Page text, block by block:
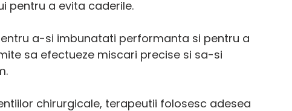
pentru a evita caderile.
a-si imbunatati performanta si pentru a
sa efectueze miscari precise si sa-si